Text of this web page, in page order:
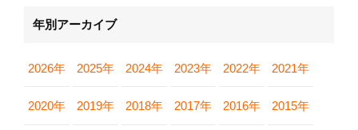
年別アーカイブ
2026年 2025年 2024年 2023年 2022年 2021年
2020年 2019年 2018年 2017年 2016年 2015年